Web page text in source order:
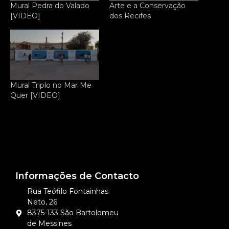
Mural Pedra do Valado
[VIDEO]
Arte e a Conservação
dos Recifes
Mural Triplo no Mar Me
Quer [VIDEO]
Informações de Contacto
Rua Teófilo Fontainhas
Neto, 26
8375-133 São Bartolomeu
de Messines